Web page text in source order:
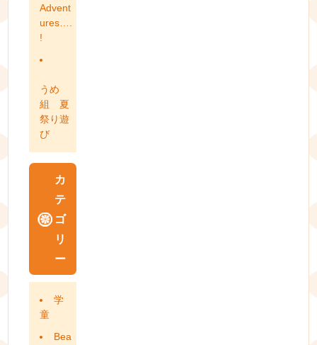
Advent
ures….
!
うめ
組 夏
祭り遊
び
カ
テ
ゴ
リ
ー
学
童
Bea